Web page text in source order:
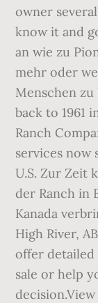
owner
know it and
an wie zu
mehr oder
Menschen
back to 1961
Ranch
services now
U.S. Zur Zeit
der Ranch in
Kanada
High River,
offer
sale or help